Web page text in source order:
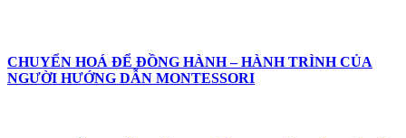
CHUYỂN HOÁ ĐỂ ĐỒNG HÀNH – HÀNH TRÌNH CỦA
NGƯỜI HƯỚNG DẪN MONTESSORI